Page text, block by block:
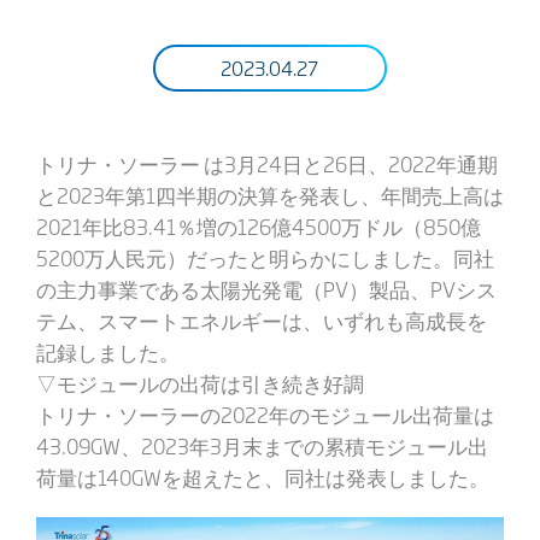
2023.04.27
トリナ・ソーラー は3月24日と26日、2022年通期
と2023年第1四半期の決算を発表し、年間売上高は
2021年比83.41％増の126億4500万ドル（850億
5200万人民元）だったと明らかにしました。同社
の主力事業である太陽光発電（PV）製品、PVシス
テム、スマートエネルギーは、いずれも高成長を
記録しました。
▽モジュールの出荷は引き続き好調
トリナ・ソーラーの2022年のモジュール出荷量は
43.09GW、2023年3月末までの累積モジュール出
荷量は140GWを超えたと、同社は発表しました。